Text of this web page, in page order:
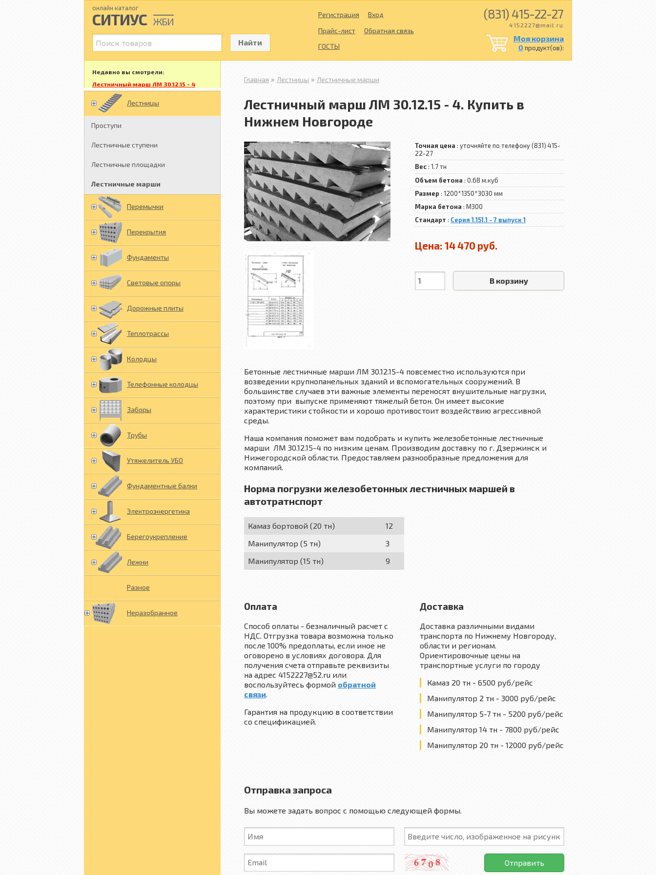
онлайн каталог
СИТИУС ЖБИ
Найти Моя корзина
0 продукт(ов):
Недавно вы смотрели:
Лестничный марш ЛМ 30.12.15 - 4
Лестницы
Проступи
Лестничные ступени
Лестничные площадки
Лестничные марши
Перемычки
Перекрытия
Фундаменты
Световые опоры
Дорожные плиты
Теплотрассы
Колодцы
Телефонные колодцы
Заборы
Трубы
Утяжелитель УБО
Фундаментные балки
Электроэнергетика
Берегоукрепление
Лежни
Разное
Неразобранное
Регистрация
Вход
Прайс-лист
Обратная связь
ГОСТЫ
(831) 415-22-27
Главная » Лестницы » Лестничные марши
Лестничный марш ЛМ 30.12.15 - 4. Купить в
Нижнем Новгороде
Точная цена : уточняйте по телефону (831) 415-
22-27
Вес: 1.7 тн
Объем бетона : 0.68 м.куб
Размер : 1200*1350*3030 мм
Марка бетона : М300
Стандарт : Серия 1.151.1 - 7 выпуск 1
Цена: 14 470 руб.
В корзину
Бетонные лестничные марши ЛМ 30.12.15-4 повсеместно используются при
возведении крупнопанельных зданий и вспомогательных сооружений. В
большинстве случаев эти важные элементы переносят внушительные нагрузки,
поэтому при выпуске применяют тяжелый бетон. Он имеет высокие
характеристики стойкости и хорошо противостоит воздействию агрессивной
среды.
Наша компания поможет вам подобрать и купить железобетонные лестничные
марши ЛМ 30.12.15-4 по низким ценам. Производим доставку по г. Дзержинск и
Нижегородской области. Предоставляем разнообразные предложения для
компаний.
Норма погрузки железобетонных лестничных маршей в
автотратнспорт
Камаз бортовой (20 тн)
12
Манипулятор (5 тн)
3
Манипулятор (15 тн)
9
Оплата
Способ оплаты - безналичный расчет с
НДС. Отгрузка товара возможна только
после 100% предоплаты, если иное не
оговорено в условиях договора. Для
получения счета отправьте реквизиты
на адрес 4152227@52.ru или
воспользуйтесь формой обратной
связи.
Гарантия на продукцию в соответствии
со спецификацией.
Доставка
Доставка различными видами
транспорта по Нижнему Новгороду,
области и регионам.
Ориентировочные цены на
транспортные услуги по городу
Камаз 20 тн - 6500 руб/рейс
Манипулятор 2 тн - 3000 руб/рейс
Манипулятор 5-7 тн - 5200 руб/рейс
Манипулятор 14 тн - 7800 руб/рейс
Манипулятор 20 тн - 12000 руб/рейс
Отправка запроса
Вы можете задать вопрос с помощью следующей формы.
Отправить